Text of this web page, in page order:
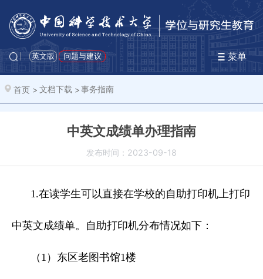
问题与建议
英文版 菜单
首页 > 文档下载 >事务指南
中英文成绩单办理指南
发布时间：2023-09-18
1.在读学生可以直接在学校的自助打印机上打印
中英文成绩单。自助打印机分布情况如下：
（1）东区老图书馆1楼